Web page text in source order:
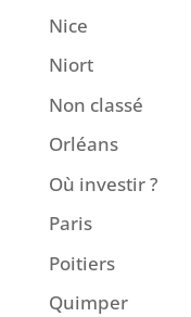
Nice
Niort
Non classé
Orléans
Où investir ?
Paris
Poitiers
Quimper